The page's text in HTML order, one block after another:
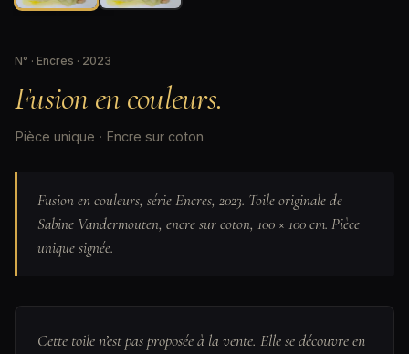
N° · Encres · 2023
Fusion en couleurs.
Pièce unique · Encre sur coton
Fusion en couleurs, série Encres, 2023. Toile originale de
Sabine Vandermouten, encre sur coton, 100 × 100 cm. Pièce
unique signée.
Cette toile n’est pas proposée à la vente. Elle se découvre en